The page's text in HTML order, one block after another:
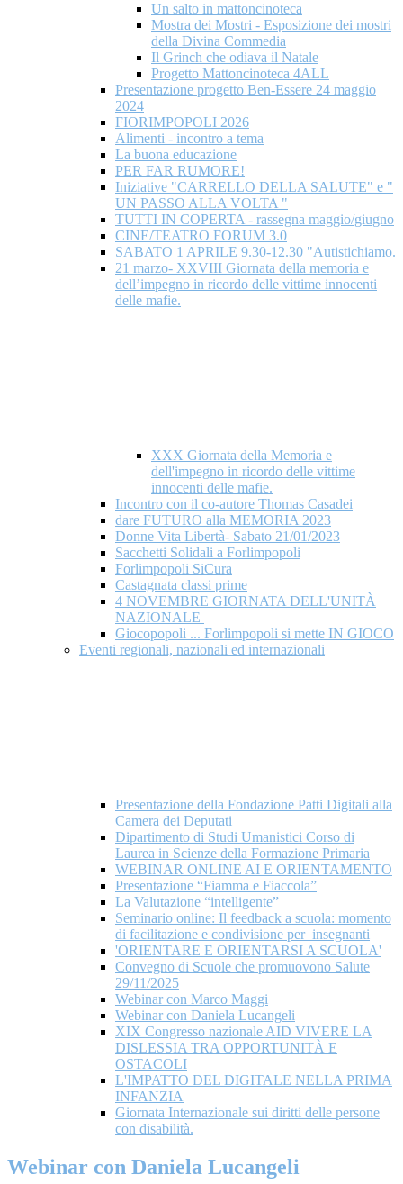
Un salto in mattoncinoteca
Mostra dei Mostri - Esposizione dei mostri
della Divina Commedia
Il Grinch che odiava il Natale
Progetto Mattoncinoteca 4ALL
Presentazione progetto Ben-Essere 24 maggio
2024
FIORIMPOPOLI 2026
Alimenti - incontro a tema
La buona educazione
PER FAR RUMORE!
Iniziative "CARRELLO DELLA SALUTE" e "
UN PASSO ALLA VOLTA "
TUTTI IN COPERTA - rassegna maggio/giugno
CINE/TEATRO FORUM 3.0
SABATO 1 APRILE 9.30-12.30 "Autistichiamo.
21 marzo- XXVIII Giornata della memoria e
dell’impegno in ricordo delle vittime innocenti
delle mafie.
XXX Giornata della Memoria e
dell'impegno in ricordo delle vittime
innocenti delle mafie.
Incontro con il co-autore Thomas Casadei
dare FUTURO alla MEMORIA 2023
Donne Vita Libertà- Sabato 21/01/2023
Sacchetti Solidali a Forlimpopoli
Forlimpopoli SiCura
Castagnata classi prime
4 NOVEMBRE GIORNATA DELL'UNITÀ
NAZIONALE
Giocopopoli ... Forlimpopoli si mette IN GIOCO
Eventi regionali, nazionali ed internazionali
Presentazione della Fondazione Patti Digitali alla
Camera dei Deputati
Dipartimento di Studi Umanistici Corso di
Laurea in Scienze della Formazione Primaria
WEBINAR ONLINE AI E ORIENTAMENTO
Presentazione “Fiamma e Fiaccola”
La Valutazione “intelligente”
Seminario online: Il feedback a scuola: momento
di facilitazione e condivisione per insegnanti
'ORIENTARE E ORIENTARSI A SCUOLA'
Convegno di Scuole che promuovono Salute
29/11/2025
Webinar con Marco Maggi
Webinar con Daniela Lucangeli
XIX Congresso nazionale AID VIVERE LA
DISLESSIA TRA OPPORTUNITÀ E
OSTACOLI
L'IMPATTO DEL DIGITALE NELLA PRIMA
INFANZIA
Giornata Internazionale sui diritti delle persone
con disabilità.
Webinar con Daniela Lucangeli